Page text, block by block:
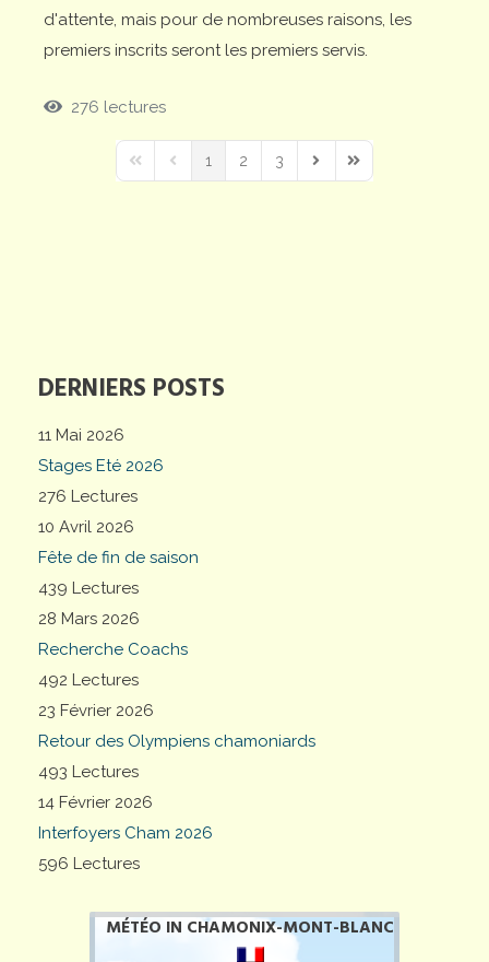
DERNIERS POSTS
11 Mai 2026
Stages Eté 2026
276 Lectures
10 Avril 2026
Fête de fin de saison
439 Lectures
28 Mars 2026
Recherche Coachs
492 Lectures
23 Février 2026
Retour des Olympiens chamoniards
493 Lectures
14 Février 2026
Interfoyers Cham 2026
596 Lectures
MÉTÉO IN CHAMONIX-MONT-BLANC
d'attente, mais pour de nombreuses raisons, les
premiers inscrits seront les premiers servis.
276 lectures
First PagePrevious Page
1 2 3
Next PageLast Page